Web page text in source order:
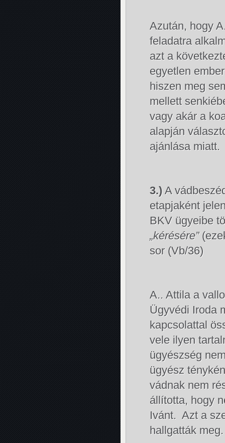
Azután, hogy
feladatra
azt a
egyetlen
hiszen meg
mellett
vagy akár a
alapján
ajánlása miatt.
3.) A
etapjaként
BKV ügyeibe
„kérésére”
sor (Vb/36)
A.. Attila a
Ügyvédi Iroda
kapcsolattal
vele ilyen
ügyészség
ügyész
vádnak nem
állította, hogy
Ivánt. Azt a
hallgatták meg.